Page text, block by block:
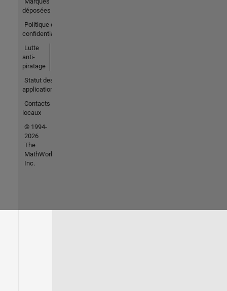
déposées
Politique de
confidentialité
Lutte
anti-
piratage
Statut des
applications
Contacts
locaux
© 1994-
2026
The
MathWorks,
Inc.